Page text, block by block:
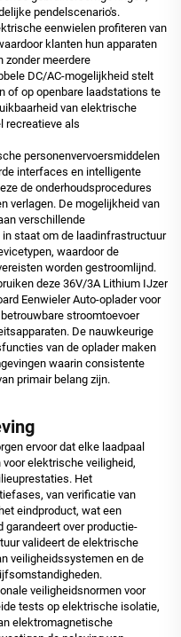
pendelscenario's.
eenwielen profiteren van
klanten hun apparaten
zonder meerdere
DC/AC-mogelijkheid stelt
of op openbare laadstations te
van elektrische
recreatieve als
personenvervoersmiddelen
interfaces en intelligente
de onderhoudsprocedures
verlagen. De mogelijkheid van
verschillende
staat om de laadinfrastructuur
waardoor de
worden gestroomlijnd.
deze 36V/3A Lithium IJzer
Eenwieler Auto-oplader voor
stroomtoevoer
De nauwkeurige
van de oplader maken
waarin consistente
primair belang zijn.
ervoor dat elke laadpaal
elektrische veiligheid,
Het
van verificatie van
eindproduct, wat een
over productie-
valideert de elektrische
veiligheidssystemen en de
veiligheidsnormen voor
tests op elektrische isolatie,
elektromagnetische